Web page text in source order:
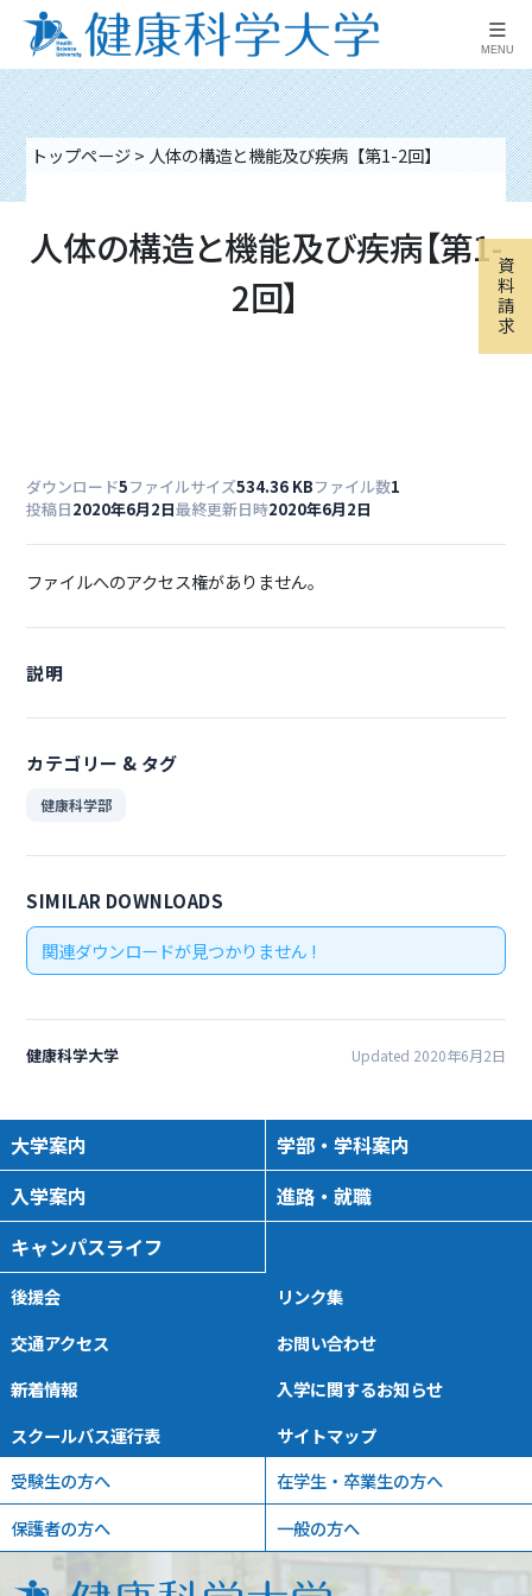
≡
MENU
資
料
請
求
トップページ> 人体の構造と機能及び疾病【第1-2回】
人体の構造と機能及び疾病【第1-
2回】
ダウンロード5ファイルサイズ534.36 KBファイル数1
投稿日2020年6月2日最終更新日時2020年6月2日
ファイルへのアクセス権がありません。
説明
カテゴリー & タグ
健康科学部
SIMILAR DOWNLOADS
関連ダウンロードが見つかりません !
健康科学大学 Updated 2020年6月2日
大学案内
学部・学科案内
入学案内
進路・就職
キャンパスライフ
後援会
リンク集
交通アクセス
お問い合わせ
新着情報
入学に関するお知らせ
スクールバス運行表
サイトマップ
受験生の方へ
在学生・卒業生の方へ
保護者の方へ
一般の方へ